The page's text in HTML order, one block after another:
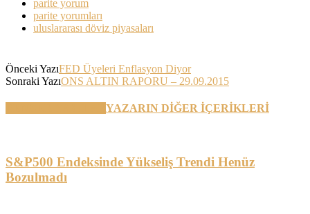
parite yorum
parite yorumları
uluslararası döviz piyasaları
Önceki YazıFED Üyeleri Enflasyon Diyor
Sonraki YazıONS ALTIN RAPORU – 29.09.2015
YAZARIN DİĞER İÇERİKLERİ
S&P500 Endeksinde Yükseliş Trendi Henüz
Bozulmadı